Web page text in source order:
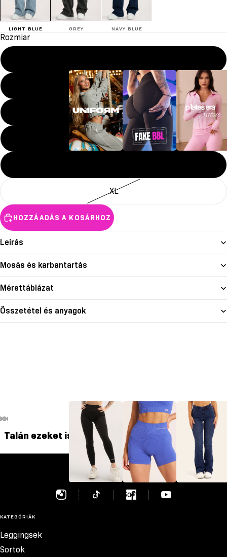
Leggingsek Sortok
LIGHT BLUE GREY NAVY BLUE
Rozmiar
XS
S
M
XL
HOZZÁADÁS A KOSÁRHOZ
Leírás
Mosás és karbantartás
Mérettáblázat
Összetétel és anyagok
Talán ezeket is szereted
GYM GLAMOUR
KATEGÓRIÁK
Leggingsek
Sortok